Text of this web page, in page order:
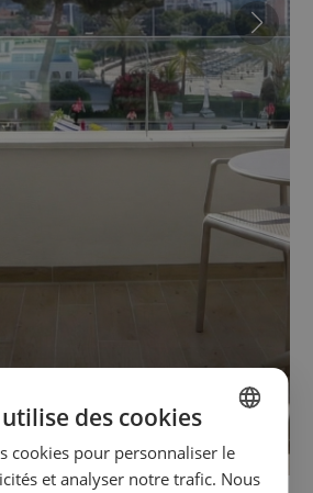
SPANISH
des cookies
cookies pour personnaliser le
et analyser notre trafic. Nous